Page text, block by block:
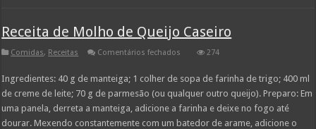
Receita de Molho de Queijo Caseiro
Comidas, Receitas Comentários fechados
Molho
de
Queijo
Caseiro
274
Ingredientes: 40 g de manteiga; 1 colher de sopa de farinha de trigo; 400 ml
de creme de leite; 70 g de parmesão (ou qualquer outro queijo). Preparo: Em
uma panela, derreta a manteiga, adicione a farinha e deixe no fogo até
dourar. Mexendo constantemente com um batedor de arame, adicione o